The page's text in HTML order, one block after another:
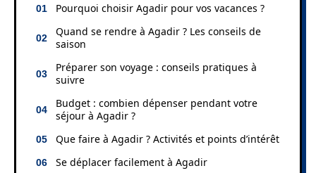
Pourquoi choisir Agadir pour vos vacances ?
Quand se rendre à Agadir ? Les conseils de
saison
Préparer son voyage : conseils pratiques à
suivre
Budget : combien dépenser pendant votre
séjour à Agadir ?
Que faire à Agadir ? Activités et points d’intérêt
Se déplacer facilement à Agadir